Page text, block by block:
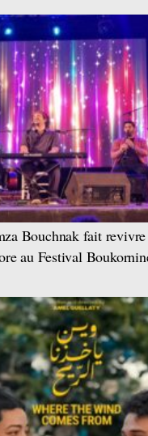
Bouchnak fait
au Festival